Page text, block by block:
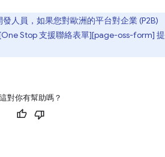
人員，如果您對歐洲的平台對企業 (P2B)
Stop 支援聯絡表單][page-oss-form] 提
這對你有幫助嗎？